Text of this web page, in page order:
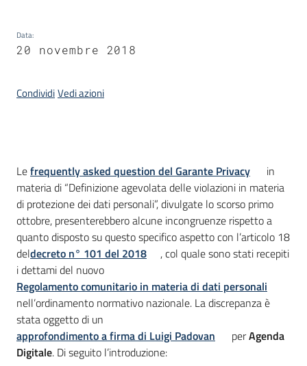
Seguici
su
Data:
20 novembre 2018
CondividiVedi azioni
Introduzione
Lefrequently asked question del Garante Privacy
in
materia di “Definizione agevolata delle violazioni in materia
di protezione dei dati personali”, divulgate lo scorso primo
ottobre, presenterebbero alcune incongruenze rispetto a
quanto disposto su questo specifico aspetto con l’articolo 18
deldecreto n° 101 del 2018
, col quale sono stati recepiti
i dettami del nuovo
Regolamento comunitario in materia di dati personali
nell’ordinamento normativo nazionale. La discrepanza è
stata oggetto di un
approfondimento a firma di Luigi Padovan
perAgenda
Digitale. Di seguito l’introduzione: